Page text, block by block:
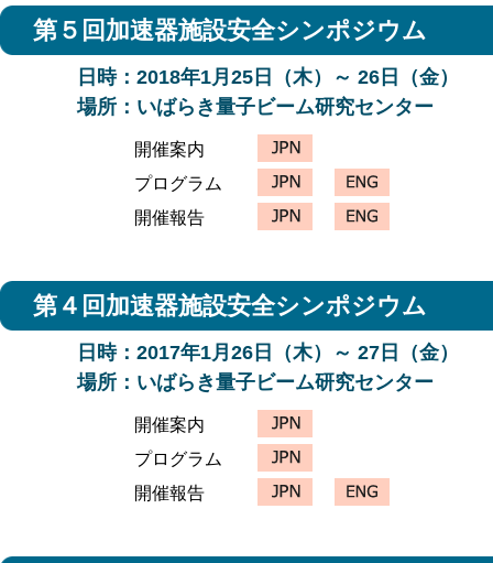
第５回加速器施設安全シンポジウム
日時：2018年1月25日（木）～ 26日（金）
場所：いばらき量子ビーム研究センター
開催案内
プログラム
開催報告
第４回加速器施設安全シンポジウム
日時：2017年1月26日（木）～ 27日（金）
場所：いばらき量子ビーム研究センター
開催案内
プログラム
開催報告